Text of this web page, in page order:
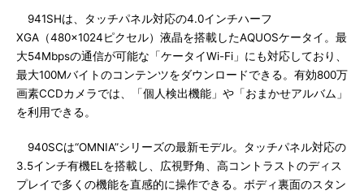
941SHは、タッチパネル対応の4.0インチハーフ
XGA（480×1024ピクセル）液晶を搭載したAQUOSケータイ。最
大54Mbpsの通信が可能な「ケータイWi-Fi」にも対応しており、
最大100Mバイトのコンテンツをダウンロードできる。有効800万
画素CCDカメラでは、「個人検出機能」や「おまかせアルバム」
を利用できる。
940SCは“OMNIA”シリーズの最新モデル。タッチパネル対応の
3.5インチ有機ELを搭載し、広視野角、高コントラストのディス
プレイで多くの機能を直感的に操作できる。ボディ裏面のスタン